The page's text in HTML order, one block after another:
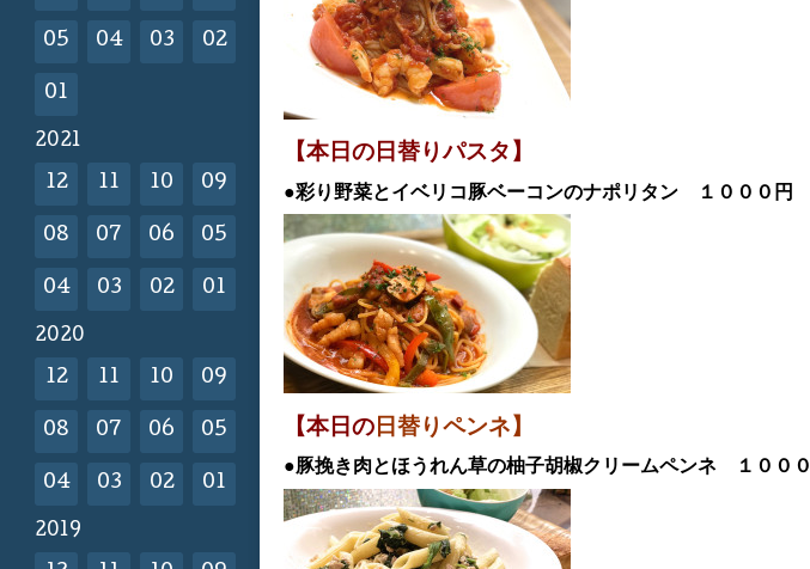
【本日の日替りパスタ】
●彩り野菜とイベリコ豚ベーコンのナポリタン １０００ 円
【本日の 日替りペンネ】
●豚挽き肉とほうれん草の柚子胡椒クリームペンネ １０００
05 04 03 02
01
2021
12 11 10 09
08 07 06 05
04 03 02 01
2020
12 11 10 09
08 07 06 05
04 03 02 01
2019